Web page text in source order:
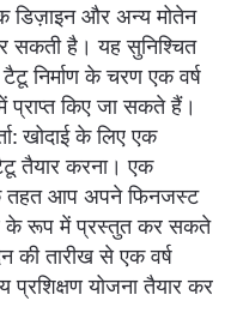
डिज़ाइन और अन्य मोतेन
सकती है। यह सुनिश्चित
निर्माण के चरण एक वर्ष
किए जा सकते हैं।
खोदाई के लिए एक
तैयार करना। एक
तहत आप अपने फिनजस्ट
के रूप में प्रस्तुत कर सकते
की तारीख से एक वर्ष
प्रशिक्षण योजना तैयार कर